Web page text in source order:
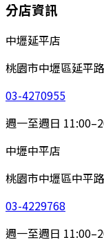
分店資訊
中壢延平店
桃園市中壢區延平
03-4270955
週一至週日
中壢中平店
桃園市中壢區中平
03-4229768
週一至週日